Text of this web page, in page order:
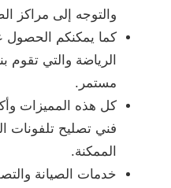
والتوجه إلى مراكز
كما يمكنكم الحصول
الرياضة والتي تقوم
مستمر.
كل هذه المميزات
فني تصليح تلفونات
الممكنة.
خدمات الصيانة